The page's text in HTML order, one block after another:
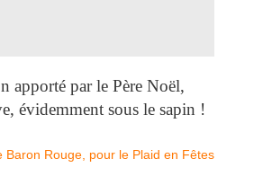
apporté par le Père Noël,
évidemment sous le sapin !